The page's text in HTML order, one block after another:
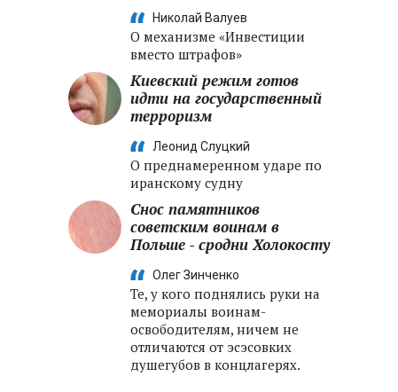
странеНиколай Валуев
О механизме «Инвестиции
вместо штрафов»
Киевский режим готов
идти на государственный
терроризм
Леонид Слуцкий
О преднамеренном ударе по
иранскому судну
Снос памятников
советским воинам в
Польше - сродни Холокосту
Олег Зинченко
Те, у кого поднялись руки на
мемориалы воинам-
освободителям, ничем не
отличаются от эсэсовких
душегубов в концлагерях.